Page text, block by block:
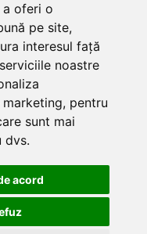
a oferi o
pe site,
interesul față
noastre
, pentru
sunt mai
dvs.
acord
1991